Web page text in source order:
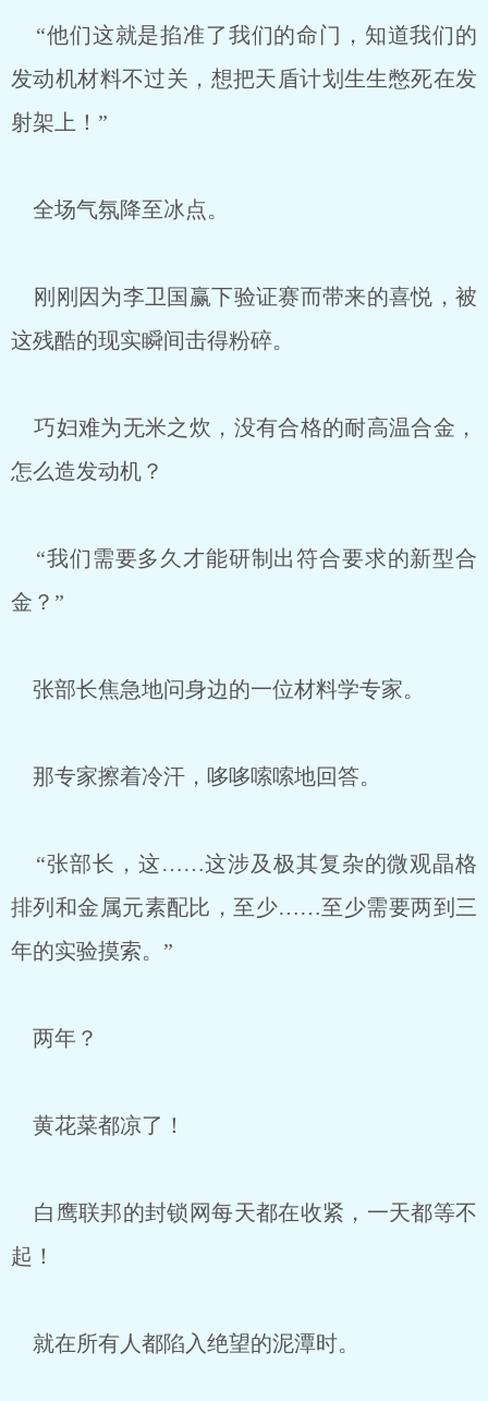
“他们这就是掐准了我们的命门，知道我们的
发动机材料不过关，想把天盾计划生生憋死在发
射架上！”
全场气氛降至冰点。
刚刚因为李卫国赢下验证赛而带来的喜悦，被
这残酷的现实瞬间击得粉碎。
巧妇难为无米之炊，没有合格的耐高温合金，
怎么造发动机？
“我们需要多久才能研制出符合要求的新型合
金？”
张部长焦急地问身边的一位材料学专家。
那专家擦着冷汗，哆哆嗦嗦地回答。
“张部长，这……这涉及极其复杂的微观晶格
排列和金属元素配比，至少……至少需要两到三
年的实验摸索。”
两年？
黄花菜都凉了！
白鹰联邦的封锁网每天都在收紧，一天都等不
起！
就在所有人都陷入绝望的泥潭时。